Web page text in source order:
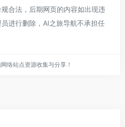
合法，后期网页的内容如出现违
进行删除，AI之旅导航不承担任
络站点资源收集与分享！